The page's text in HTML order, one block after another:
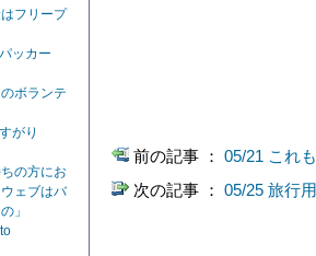
フリープ
ッカー
ボランテ
がり
の方にお
ェブはバ
」
前の記事 ： 05/21 これ
次の記事 ： 05/25 旅行